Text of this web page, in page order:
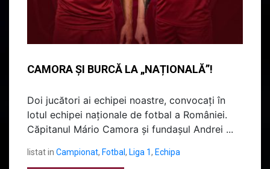
CAMORA ȘI BURCĂ LA „NAȚIONALĂ”!
Doi jucători ai echipei noastre, convocați în
lotul echipei naționale de fotbal a României.
Căpitanul Mário Camora și fundașul Andrei ...
listat in Campionat, Fotbal, Liga 1, Echipa